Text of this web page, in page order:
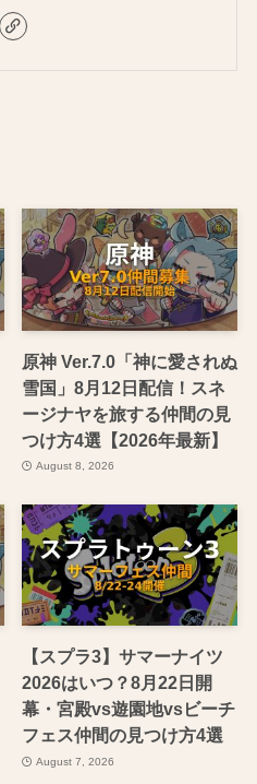
原神 Ver.7.0「神に愛されぬ
雪国」8月12日配信！スネ
ージナヤを旅する仲間の見
つけ方4選【2026年最新】
August 8, 2026
【スプラ3】サマーナイツ
2026はいつ？8月22日開
幕・宮殿vs遊園地vsビーチ
フェス仲間の見つけ方4選
August 7, 2026